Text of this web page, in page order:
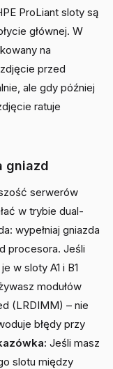
ProLiant sloty są
głównej. W
na
przed
ale gdy później
ratuje
gniazd
serwerów
w trybie dual-
wypełniaj gniazda
procesora. Jeśli
w sloty A1 i B1
modułów
(LRDIMM) – nie
błędy przy
Jeśli masz
slotu między